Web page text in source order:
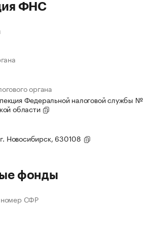
ФНС
органа
Федеральной налоговой службы №
области
Новосибирск, 630108
фонды
номер СФР